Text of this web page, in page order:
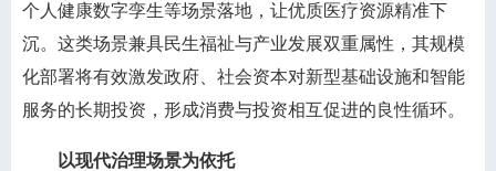
个人健康数字孪生等场景落地，让优质医疗资源精准下
沉。这类场景兼具民生福祉与产业发展双重属性，其规模
化部署将有效激发政府、社会资本对新型基础设施和智能
服务的长期投资，形成消费与投资相互促进的良性循环。
以现代治理场景为依托